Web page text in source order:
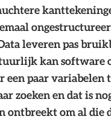
leveren pas
kan software
een paar
zoeken en dat is
ontbreekt om al